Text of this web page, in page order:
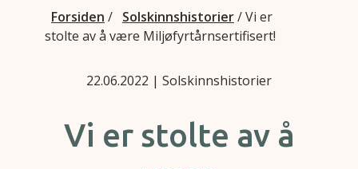
Våre hjelpemidler
Om Bano Life
Kontakt oss
Forsiden / Solskinnshistorier/Vi er
stolte av å være Miljøfyrtårnsertifisert!
22.06.2022 | Solskinnshistorier
Vi er stolte av å